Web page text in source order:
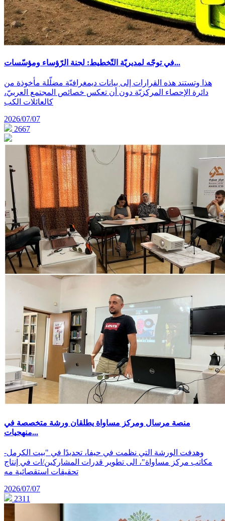
في توجّه لمديريّة التّخطيط: لجنة الرّؤساء ومؤسّسات...
هذا وتستند هذه القرارات إلى بيانات ديمغرافيّة مضلّلة مأخوذة من
دائرة الإحصاء المركزيّة دون أن تعكس خصائص المجتمع العربيّ،
كالعائلات الكب
2026/07/07
2667
منصة مرسال ومركز مساواة يطلقان ورشة متخصصة في
منهجيات...
وهدفت الورشة التي نظمت في حيفا، تحديدًا في "بيت الكرمل-
مكاتب مركز مساواة"، الى تطوير قدرات المشاركين/ات في إنتاج
تحقيقات استقصائية مه
2026/07/07
2311